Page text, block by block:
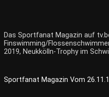
Das Sportfanat Magazin auf
Finswimming/
2019, Neukkölln-Trophy im
Sportfanat Magazin Vom